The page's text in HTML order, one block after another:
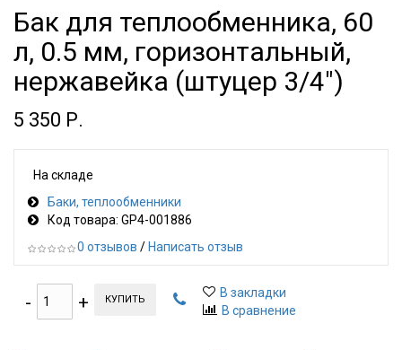
Бак для теплообменника, 60
л, 0.5 мм, горизонтальный,
нержавейка (штуцер 3/4")
5 350 Р.
На складе
Баки, теплообменники
Код товара: GP4-001886
0 отзывов / Написать отзыв
КУПИТЬ
В закладки
В сравнение